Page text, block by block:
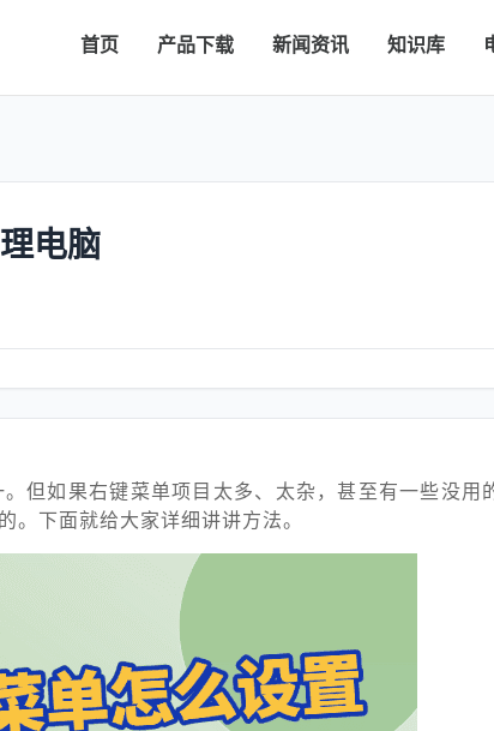
首页 产品下载 新闻资讯 知识库
电脑
但如果右键菜单项目太多、太杂，甚至有一些没用
。下面就给大家详细讲讲方法。